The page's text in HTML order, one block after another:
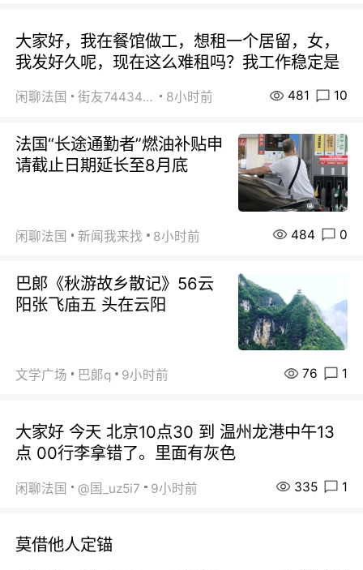
大家好，我在餐馆做工，想租一个居留，女，
我发好久呢，现在这么难租吗？我工作稳定是
闲聊法国 街友74434350 8小时前 481 10
法国“长途通勤者”燃油补贴申
请截止日期延长至8月底
闲聊法国 新闻我来找 8小时前 484 0
巴郞《秋游故乡散记》56云
阳张飞庙五 头在云阳
文学广场 巴郞q 9小时前 76 1
大家好 今天 北京10点30 到 温州龙港中午13
点 00行李拿错了。里面有灰色
闲聊法国 @国_uz5i7 9小时前 335 1
莫借他人定锚